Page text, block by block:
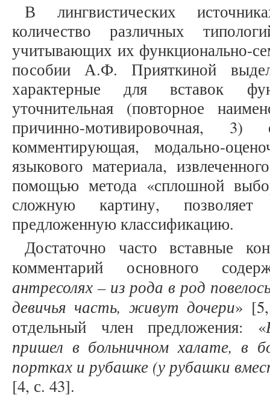
В лингвистических
количество различных
учитывающих их функционально-
пособии А.Ф. Прияткиной
характерные для вставок
уточнительная (повторное
причинно-мотивировочная, 3)
комментирующая, модально-
языкового материала,
помощью метода «сплошной
сложную картину,
предложенную классификацию.
Достаточно часто вставные
комментарий основного
антресолях – из рода в род
девичья часть, живут дочери»
отдельный член предложения: «
пришел в больничном халате, в
портках и рубашке (у рубашки
[4, с. 43].